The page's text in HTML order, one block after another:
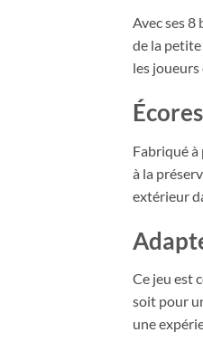
Avec ses 8
de la
les
Fabriqué
à la
extérieur
Ce jeu est
soit pour
une